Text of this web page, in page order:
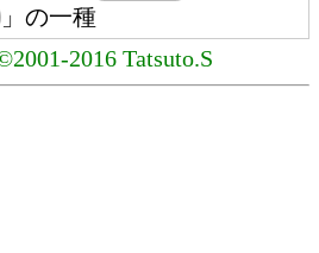
」の一種
2016 Tatsuto.S